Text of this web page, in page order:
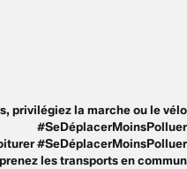
privilégiez la marche ou le vélo
#SeDéplacerMoinsPolluer
#SeDéplacerMoinsPolluer
les transports en commun